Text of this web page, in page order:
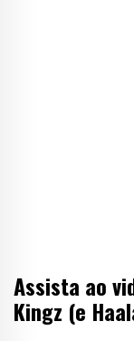
Assista ao
Kingz (e